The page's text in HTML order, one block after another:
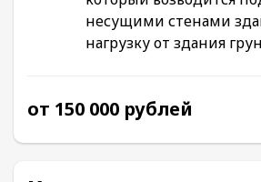
несущими стенами
нагрузку от здания
от 150 000 рублей